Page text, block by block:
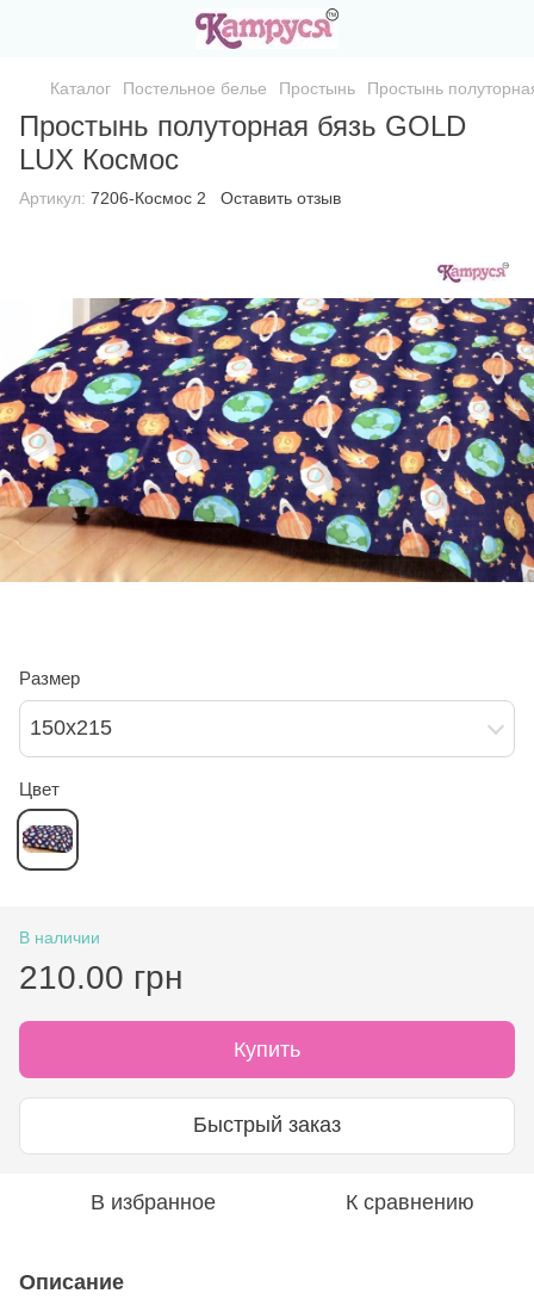
Каталог Постельное белье Простынь Простынь
Простынь полуторная бязь GOLD
LUX Космос
Артикул: 7206-Космос 2 Оставить отзыв
Размер
150х215
Цвет
В наличии
210.00 грн
Купить
Быстрый заказ
В избранное К сравнению
Описание